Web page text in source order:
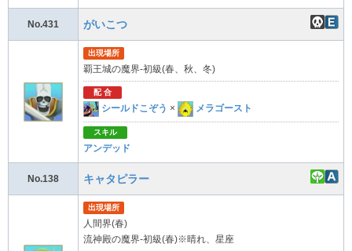
No.431 がいこつ
出現場所
覇王城の魔界-初級(春、秋、冬)
配 合
シールドこぞう × メラゴースト
スキル
アンデッド
No.138 キャタピラー
出現場所
人間界(春)
流神殿の魔界-初級(春)※晴れ、星座